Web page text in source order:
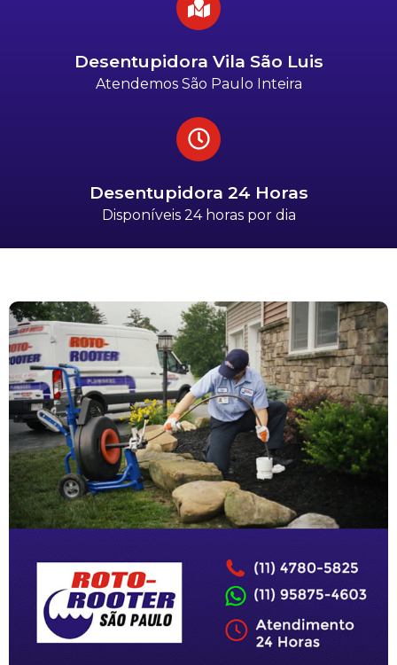
Desentupidora Vila São Luis
Atendemos São Paulo Inteira
Desentupidora 24 Horas
Disponíveis 24 horas por dia